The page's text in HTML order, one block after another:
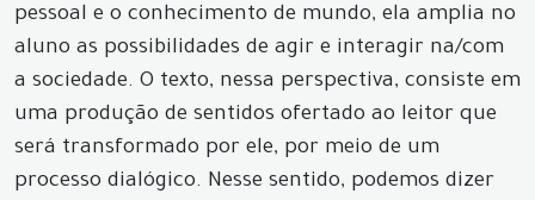
pessoal e o conhecimento de mundo, ela amplia no
aluno as possibilidades de agir e interagir na/com
a sociedade. O texto, nessa perspectiva, consiste em
uma produção de sentidos ofertado ao leitor que
será transformado por ele, por meio de um
processo dialógico. Nesse sentido, podemos dizer